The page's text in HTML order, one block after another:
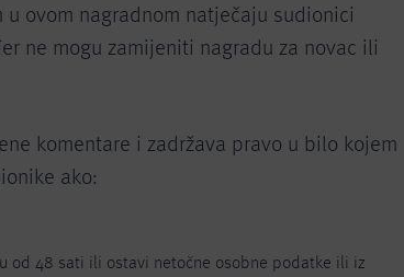
ovom nagradnom natječaju sudionici
ne mogu zamijeniti nagradu za novac ili
komentare i zadržava pravo u bilo kojem
ako:
od 48 sati ili ostavi netočne osobne podatke ili iz